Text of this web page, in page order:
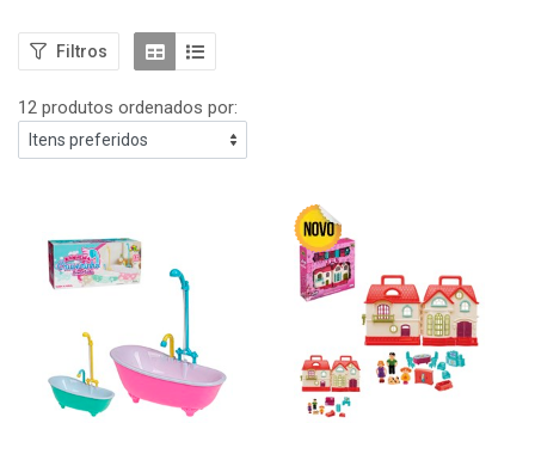
Filtros
12 produtos ordenados por: